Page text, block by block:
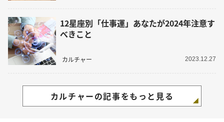
12星座別「仕事運」あなたが2024年注意す
べきこと
カルチャー 2023.12.27
カルチャーの記事をもっと見る